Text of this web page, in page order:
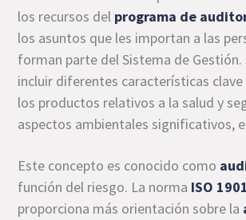
los recursos del programa de
los asuntos que les importan a las
forman parte del Sistema de Gestión.
incluir diferentes características
los productos relativos a la salud y
aspectos ambientales significativos,
Este concepto es conocido como
función del riesgo. La norma ISO
proporciona más orientación sobre la